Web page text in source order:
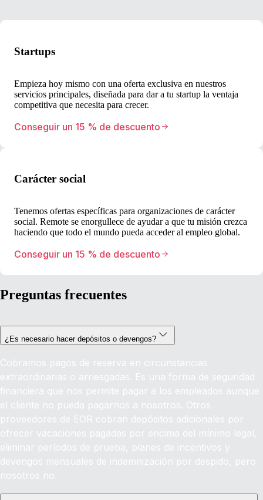
Startups
Empieza hoy mismo con una oferta exclusiva en nuestros
servicios principales, diseñada para dar a tu startup la ventaja
competitiva que necesita para crecer.
Conseguir un 15 % de descuento
Carácter social
Tenemos ofertas específicas para organizaciones de carácter
social. Remote se enorgullece de ayudar a que tu misión crezca
haciendo que todo el mundo pueda acceder al empleo global.
Conseguir un 15 % de descuento
Preguntas frecuentes
¿Es necesario hacer depósitos o devengos?
Cobramos pagos de reserva en circunstancias
extraordinarias o arriesgadas. Es una forma de seguridad
financiera que nos permite pagar a los empleados aunque
el cliente no pueda pagarnos a nosotros. Otros
proveedores de EOR cobran depósitos adicionales por
ofrecer vacaciones pagadas por encima del mínimo legal,
eliminar períodos de prueba, planes de incentivos y
devengos mensuales de indemnización por despido, pero
nosotros no.